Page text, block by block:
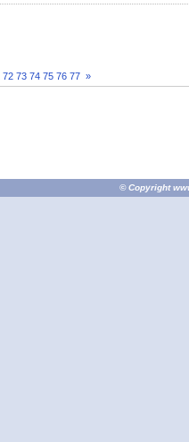
72 73 74 75 76 77 »
© Copyright